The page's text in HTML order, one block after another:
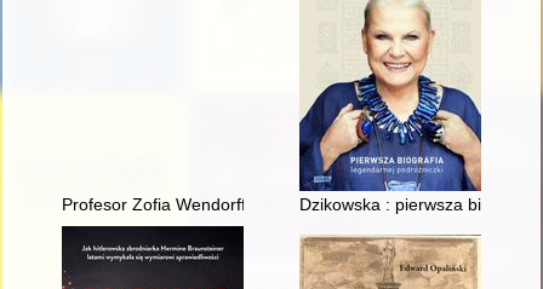
Profesor Zofia Wendorff - wspomnienieDzikowska : pierwsza